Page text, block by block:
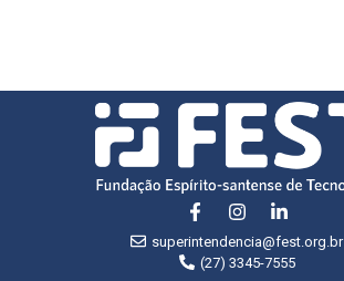
superintendencia@fest.org.br
(27) 3345-7555